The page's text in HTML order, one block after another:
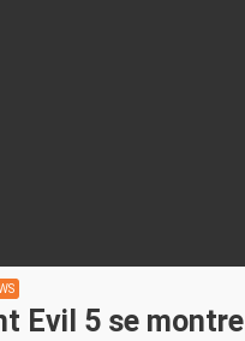
Evil 5 se montre